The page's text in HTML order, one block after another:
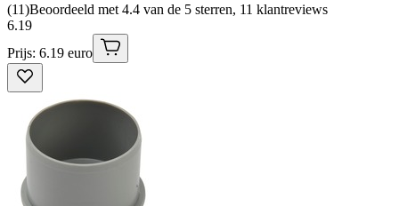
(11)Beoordeeld met 4.4 van de 5 sterren, 11 klantreviews
6.19
Prijs: 6.19 euro